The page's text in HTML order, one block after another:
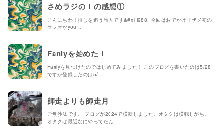
さめラジの！の感想①
こんにちわ！推しを追う旅人です&#x1f988; 今回はおでかけ子ザメ初の
ラジオがyou …
Fanlyを始めた！
Fanlyを見つけたのではじめてみました！ このブログを書いたのは5/28
ですが登録したのは5/ …
師走よりも師走月
ご無沙汰です。 ブログが2024で横転しました。オタクは横転しがち。
オタクは最近なにやってたん …